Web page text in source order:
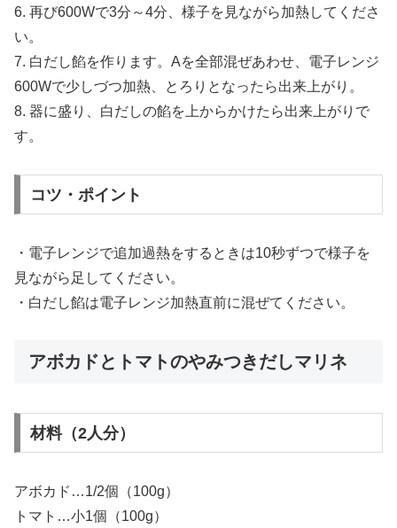
6. 再び600Wで3分～4分、様子を見ながら加熱してくださ
い。
7. 白だし餡を作ります。Aを全部混ぜあわせ、電子レンジ
600Wで少しづつ加熱、とろりとなったら出来上がり。
8. 器に盛り、白だしの餡を上からかけたら出来上がりで
す。
コツ・ポイント
・電子レンジで追加過熱をするときは10秒ずつで様子を
見ながら足してください。
・白だし餡は電子レンジ加熱直前に混ぜてください。
アボカドとトマトのやみつきだしマリネ
材料（2人分）
アボカド…1/2個（100g）
トマト…小1個（100g）